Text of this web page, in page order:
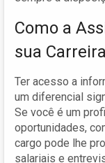
Como a
sua Carreira
Ter acesso a
um diferencial
Se você é um
oportunidades,
cargo pode lhe
salariais e